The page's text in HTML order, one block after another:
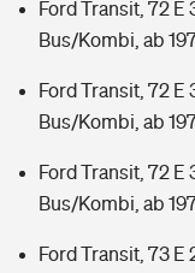
Ford Transit, 72 E
Bus/Kombi, ab
Ford Transit, 72 E
Bus/Kombi, ab
Ford Transit, 72 E
Bus/Kombi, ab
Ford Transit, 73 E